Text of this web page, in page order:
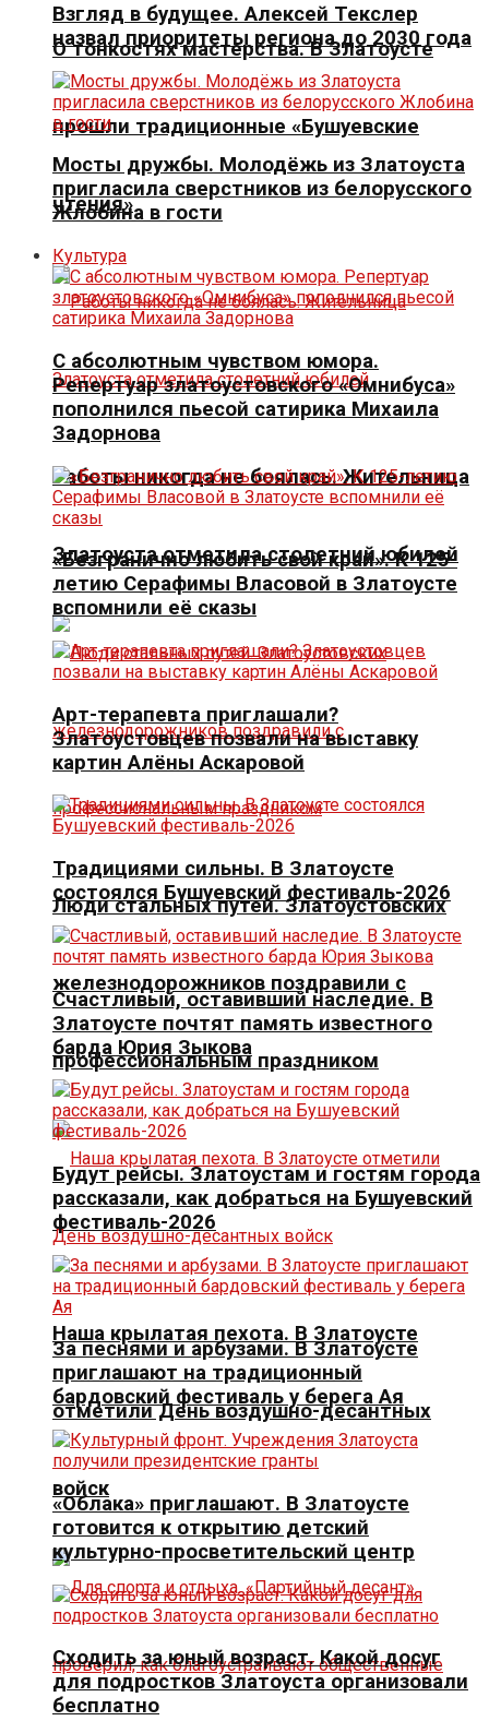
О тонкостях мастерства. В Златоусте
прошли традиционные «Бушуевские
чтения»
Работы никогда не боялась. Жительница
Златоуста отметила столетний юбилей
Люди стальных путей. Златоустовских
железнодорожников поздравили с
профессиональным праздником
Наша крылатая пехота. В Златоусте
отметили День воздушно-десантных
войск
Взгляд в будущее. Алексей Текслер
назвал приоритеты региона до 2030 года
Мосты дружбы. Молодёжь из Златоуста
пригласила сверстников из белорусского
Жлобина в гости
Культура
С абсолютным чувством юмора.
Репертуар златоустовского «Омнибуса»
пополнился пьесой сатирика Михаила
Задорнова
«Безгранично любить свой край». К 125-
летию Серафимы Власовой в Златоусте
вспомнили её сказы
Арт-терапевта приглашали?
Златоустовцев позвали на выставку
картин Алёны Аскаровой
Традициями сильны. В Златоусте
состоялся Бушуевский фестиваль-2026
Счастливый, оставивший наследие. В
Златоусте почтят память известного
барда Юрия Зыкова
Будут рейсы. Златоустам и гостям города
рассказали, как добраться на Бушуевский
фестиваль-2026
За песнями и арбузами. В Златоусте
приглашают на традиционный
бардовский фестиваль у берега Ая
«Облака» приглашают. В Златоусте
готовится к открытию детский
культурно-просветительский центр
Сходить за юный возраст. Какой досуг
для подростков Златоуста организовали
бесплатно